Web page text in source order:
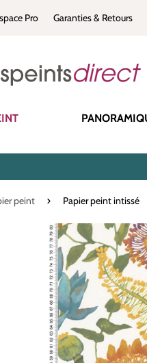
à la navigation principale
Pro Garanties & Retours
peint Papier peint intissé
d'images